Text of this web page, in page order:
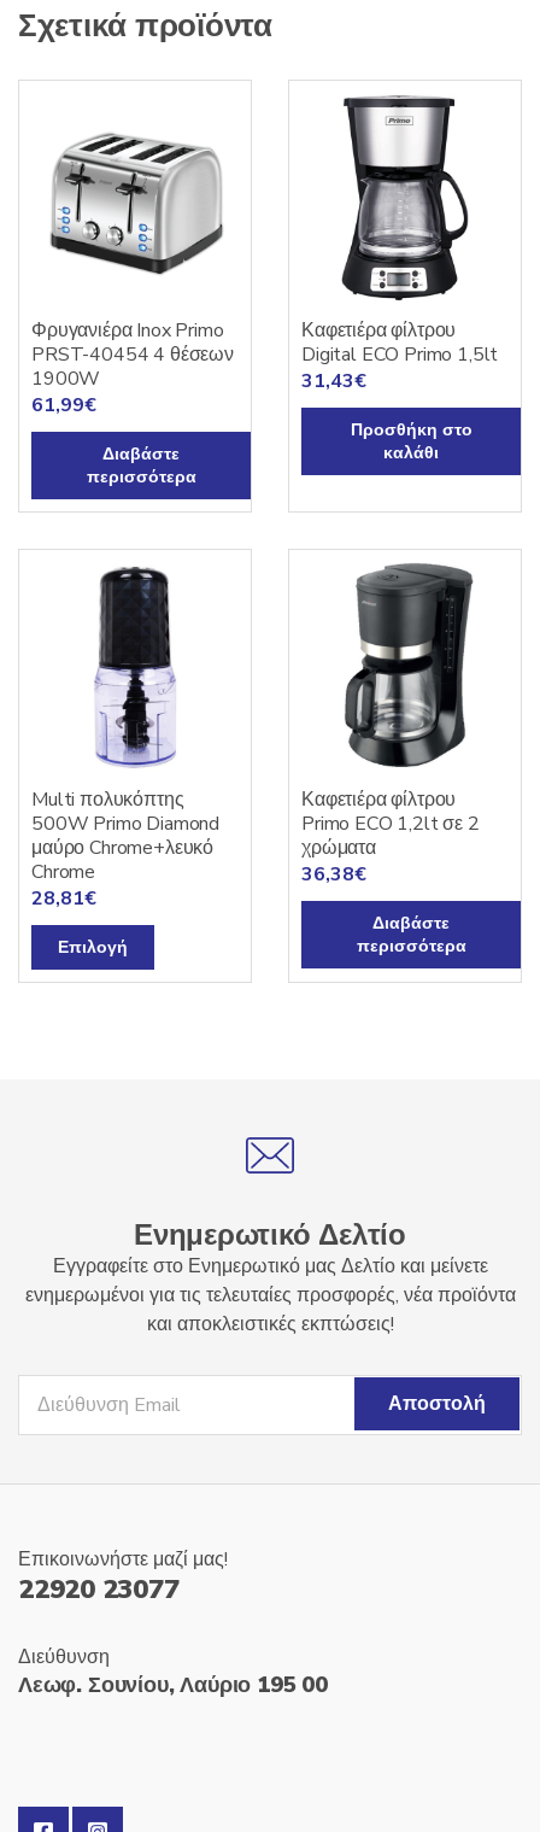
Σχετικά προϊόντα
Φρυγανιέρα Inox Primo
PRST-40454 4 θέσεων
1900W
61,99€
Διαβάστε
περισσότερα
Καφετιέρα φίλτρου
Digital ECO Primo 1,5lt
31,43€
Προσθήκη στο
καλάθι
Multi πολυκόπτης
500W Primo Diamond
μαύρο Chrome+λευκό
Chrome
28,81€
Επιλογή
το
επιλεγούν
στη
σελίδα
του
Καφετιέρα φίλτρου
Primo ECO 1,2lt σε 2
χρώματα
36,38€
Διαβάστε
περισσότερα
Ενημερωτικό Δελτίο
Εγγραφείτε στο Ενημερωτικό μας Δελτίο και μείνετε
ενημερωμένοι για τις τελευταίες προσφορές, νέα προϊόντα
και αποκλειστικές εκπτώσεις!
Επικοινωνήστε μαζί μας!
22920 23077
Διεύθυνση
Λεωφ. Σουνίου, Λαύριο 195 00